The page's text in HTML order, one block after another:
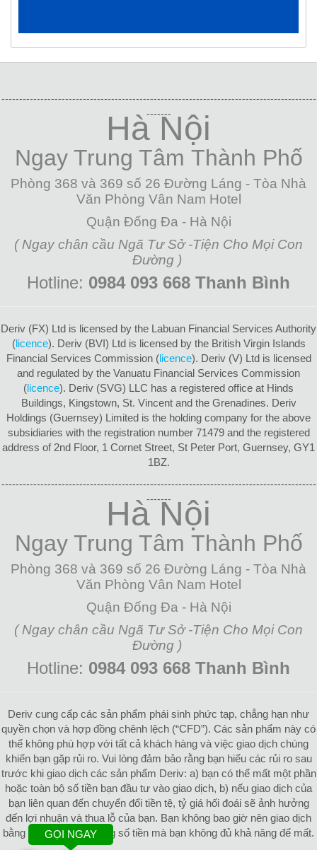
-----------------------------------------------------------------------------------------
-------
Hà Nội
Ngay Trung Tâm Thành Phố
Phòng 368 và 369 số 26 Đường Láng - Tòa Nhà
Văn Phòng Vân Nam Hotel
Quận Đống Đa - Hà Nội
( Ngay chân cầu Ngã Tư Sở -Tiện Cho Mọi Con
Đường )
Hotline: 0984 093 668 Thanh Bình
Deriv (FX) Ltd is licensed by the Labuan Financial Services Authority
(licence). Deriv (BVI) Ltd is licensed by the British Virgin Islands
Financial Services Commission (licence). Deriv (V) Ltd is licensed
and regulated by the Vanuatu Financial Services Commission
(licence). Deriv (SVG) LLC has a registered office at Hinds
Buildings, Kingstown, St. Vincent and the Grenadines. Deriv
Holdings (Guernsey) Limited is the holding company for the above
subsidiaries with the registration number 71479 and the registered
address of 2nd Floor, 1 Cornet Street, St Peter Port, Guernsey, GY1
1BZ.
-----------------------------------------------------------------------------------------
-------
Hà Nội
Ngay Trung Tâm Thành Phố
Phòng 368 và 369 số 26 Đường Láng - Tòa Nhà
Văn Phòng Vân Nam Hotel
Quận Đống Đa - Hà Nội
( Ngay chân cầu Ngã Tư Sở -Tiện Cho Mọi Con
Đường )
Hotline: 0984 093 668 Thanh Bình
Deriv cung cấp các sản phẩm phái sinh phức tạp, chẳng hạn như
quyền chọn và hợp đồng chênh lệch (“CFD”). Các sản phẩm này có
thể không phù hợp với tất cả khách hàng và việc giao dịch chúng
khiến bạn gặp rủi ro. Vui lòng đảm bảo rằng bạn hiểu các rủi ro sau
trước khi giao dịch các sản phẩm Deriv: a) bạn có thể mất một phần
hoặc toàn bộ số tiền bạn đầu tư vào giao dịch, b) nếu giao dịch của
bạn liên quan đến chuyển đổi tiền tệ, tỷ giá hối đoái sẽ ảnh hưởng
đến lợi nhuận và thua lỗ của bạn. Bạn không bao giờ nên giao dịch
bằng tiền vay hoặc bằng số tiền mà bạn không đủ khả năng để mất.
GỌI NGAY